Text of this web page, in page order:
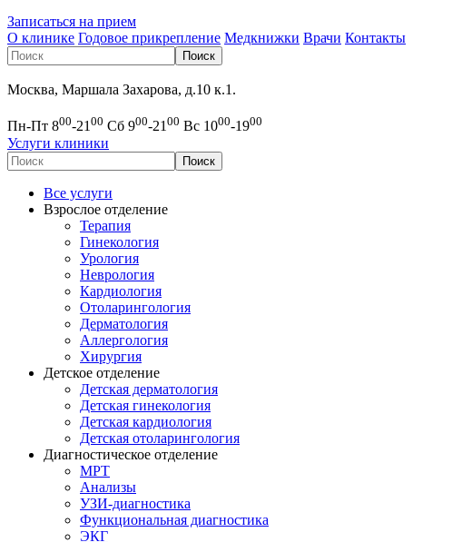
Записаться на прием
О клинике Годовое прикрепление Медкнижки Врачи Контакты
Москва, Маршала Захарова, д.10 к.1.
Пн-Пт 800-2100 Сб 900-2100 Вс 1000-1900
Услуги клиники
Все услуги
Взрослое отделение
Терапия
Гинекология
Урология
Неврология
Кардиология
Отоларингология
Дерматология
Аллергология
Хирургия
Детское отделение
Детская дерматология
Детская гинекология
Детская кардиология
Детская отоларингология
Диагностическое отделение
МРТ
Анализы
УЗИ-диагностика
Функциональная диагностика
ЭКГ